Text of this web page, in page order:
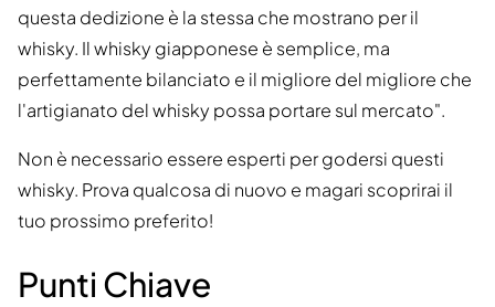
questa dedizione è la stessa che mostrano per il
whisky. Il whisky giapponese è semplice, ma
perfettamente bilanciato e il migliore del migliore che
l'artigianato del whisky possa portare sul mercato".
Non è necessario essere esperti per godersi questi
whisky. Prova qualcosa di nuovo e magari scoprirai il
tuo prossimo preferito!
Punti Chiave